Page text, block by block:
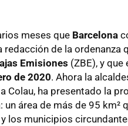
meses que Barcelona
redacción de la ordenanza
Emisiones (ZBE), y
de 2020. Ahora la
Colau, ha presentado la
un área de más de 95 km²
los municipios